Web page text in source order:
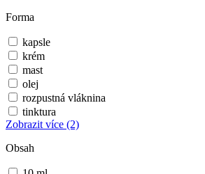
Forma
kapsle
krém
mast
olej
rozpustná vláknina
tinktura
Zobrazit více (2)
Obsah